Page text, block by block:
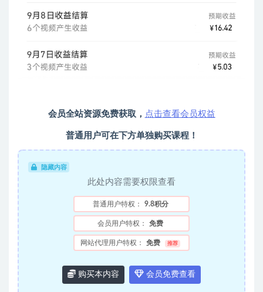
会员全站资源免费获取， 点击查看会员权益
普通用户可在下方单独购买课程！
隐藏内容
此处内容需要权限查看
普通用户特权： 9.8积分
会员用户特权： 免费
网站代理用户特权： 免费 推荐
购买本内容 会员免费查看